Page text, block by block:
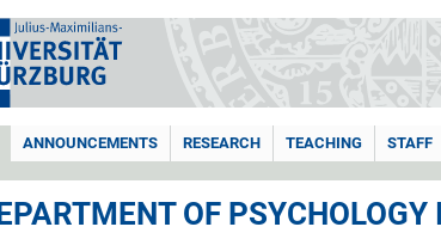
ANNOUNCEMENTS RESEARCH TEACHING STAFF
OF PSYCHOLOGY